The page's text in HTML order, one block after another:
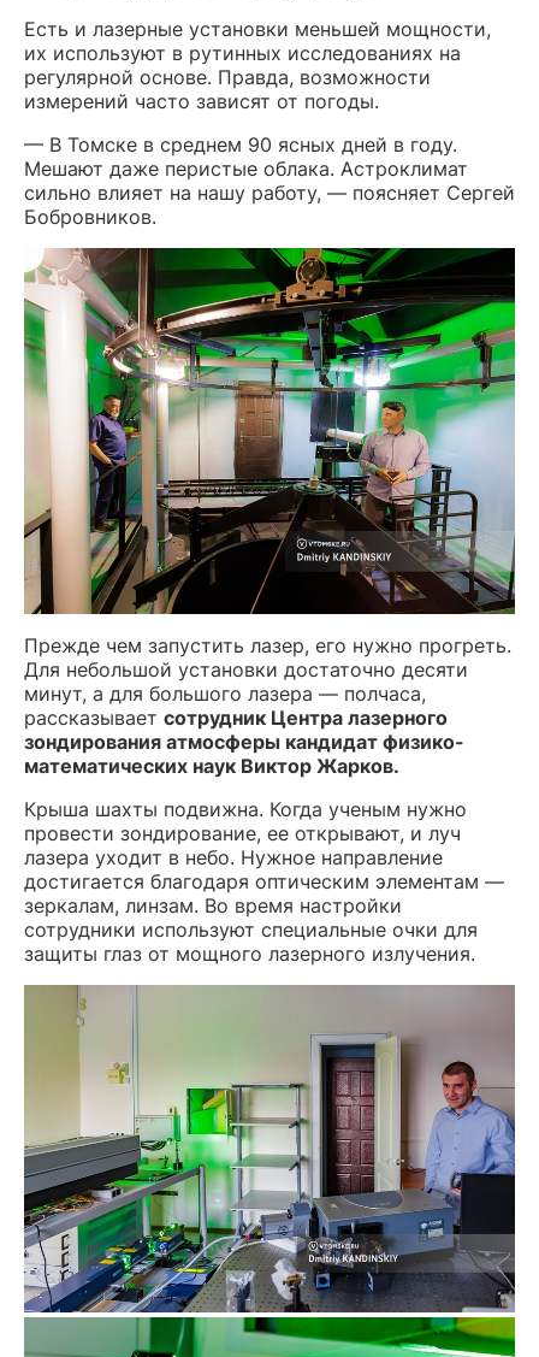
Есть и лазерные установки меньшей мощности,
их используют в рутинных исследованиях на
регулярной основе. Правда, возможности
измерений часто зависят от погоды.
— В Томске в среднем 90 ясных дней в году.
Мешают даже перистые облака. Астроклимат
сильно влияет на нашу работу, — поясняет Сергей
Бобровников.
Прежде чем запустить лазер, его нужно прогреть.
Для небольшой установки достаточно десяти
минут, а для большого лазера — полчаса,
рассказывает сотрудник Центра лазерного
зондирования атмосферы кандидат физико-
математических наук Виктор Жарков.
Крыша шахты подвижна. Когда ученым нужно
провести зондирование, ее открывают, и луч
лазера уходит в небо. Нужное направление
достигается благодаря оптическим элементам —
зеркалам, линзам. Во время настройки
сотрудники используют специальные очки для
защиты глаз от мощного лазерного излучения.